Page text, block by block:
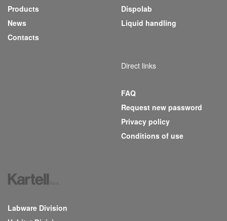
Products(current)
News
Contacts
Dispolab
Liquid handling
Direct links
FAQ
Request new password
Privacy policy
Conditions of use
Labware Division